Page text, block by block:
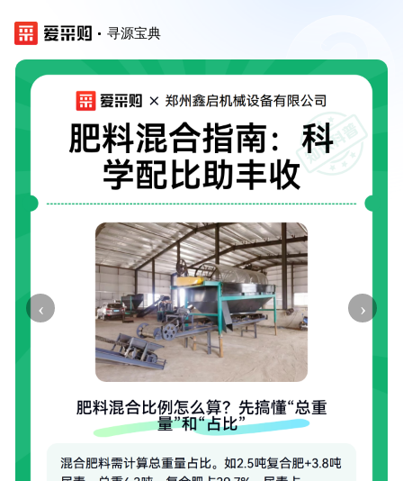
寻源宝典
‹ ›